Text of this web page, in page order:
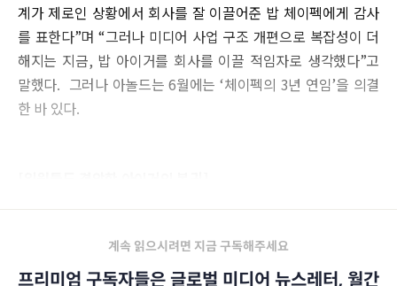
계가 제로인 상황에서 회사를 잘 이끌어준 밥 체이펙에게 감사
를 표한다”며 “그러나 미디어 사업 구조 개편으로 복잡성이 더
해지는 지금, 밥 아이거를 회사를 이끌 적임자로 생각했다”고
말했다. 그러나 아놀드는 6월에는 ‘체이펙의 3년 연임’을 의결
한 바 있다.
계속 읽으시려면 지금 구독해주세요
프리미엄 구독자들은 글로벌 미디어 뉴스레터, 월간